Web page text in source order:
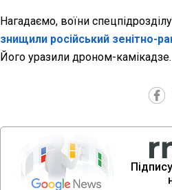
Нагадаємо, воїни
знищили російський зенітно-
Його уразили дроном-камікадзе.